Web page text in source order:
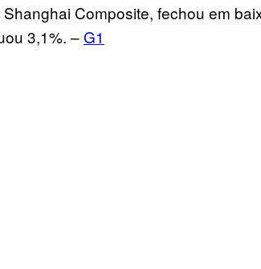
Composite, fechou em
3,1%. – G1